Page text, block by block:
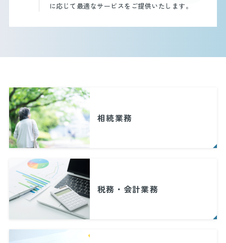
に応じて最適なサービスをご提供いたします。
相続業務
税務・会計業務